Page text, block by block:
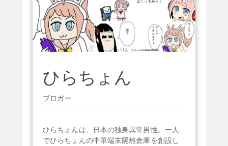
ひらちょん
ブロガー
ひらちょんは、日本の独身異常男性。一人
でひらちょんの中華端末隔離倉庫を創設し